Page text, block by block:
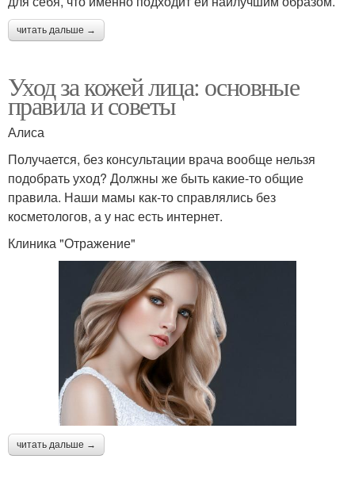
читать дальше →
Уход за кожей лица: основные
правила и советы
Алиса
Получается, без консультации врача вообще нельзя
подобрать уход? Должны же быть какие-то общие
правила. Наши мамы как-то справлялись без
косметологов, а у нас есть интернет.
Клиника "Отражение"
читать дальше →